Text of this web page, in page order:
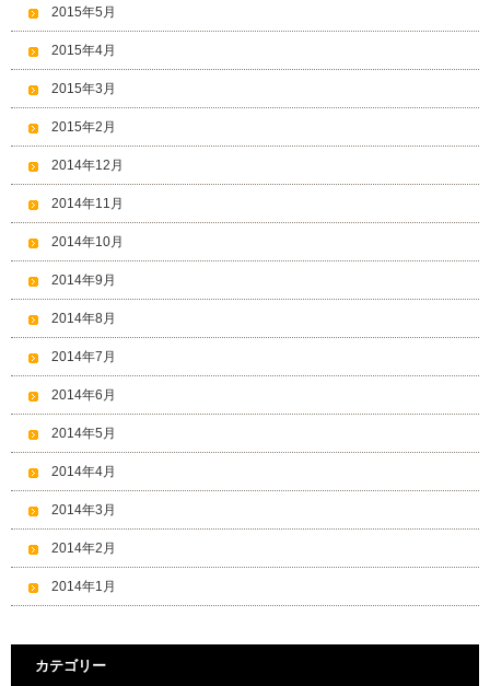
2015年5月
2015年4月
2015年3月
2015年2月
2014年12月
2014年11月
2014年10月
2014年9月
2014年8月
2014年7月
2014年6月
2014年5月
2014年4月
2014年3月
2014年2月
2014年1月
カテゴリー